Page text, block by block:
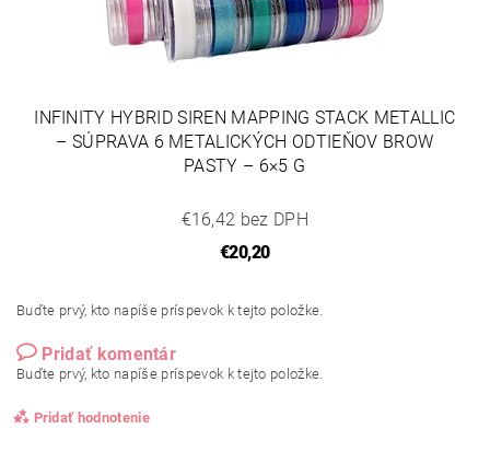
INFINITY HYBRID SIREN MAPPING STACK METALLIC
– SÚPRAVA 6 METALICKÝCH ODTIEŇOV BROW
PASTY – 6×5 G
€16,42 bez DPH
€20,20
Buďte prvý, kto napíše príspevok k tejto položke.
Pridať komentár
Buďte prvý, kto napíše príspevok k tejto položke.
Pridať hodnotenie